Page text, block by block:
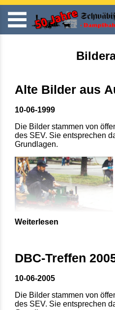
Alte Bilder aus
10-06-1999
Die Bilder stammen von
des SEV. Sie entsprechen
Grundlagen.
Weiterlesen
DBC-Treffen
10-06-2005
Die Bilder stammen von
des SEV. Sie entsprechen